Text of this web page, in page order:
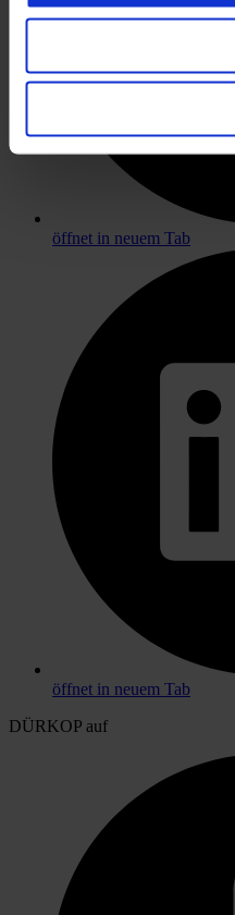
öffnet in neuem Tab
öffnet in neuem Tab
DÜRKOP auf